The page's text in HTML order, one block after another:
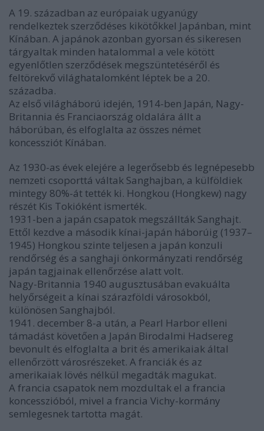
A 19. században az európaiak ugyanúgy
rendelkeztek szerződéses kikötőkkel Japánban, mint
Kínában. A japánok azonban gyorsan és sikeresen
tárgyaltak minden hatalommal a vele kötött
egyenlőtlen szerződések megszüntetéséről és
feltörekvő világhatalomként léptek be a 20.
századba.
Az első világháború idején, 1914-ben Japán, Nagy-
Britannia és Franciaország oldalára állt a
háborúban, és elfoglalta az összes német
koncessziót Kínában.
Az 1930-as évek elejére a legerősebb és legnépesebb
nemzeti csoporttá váltak Sanghajban, a külföldiek
mintegy 80%-át tették ki. Hongkou (Hongkew) nagy
részét Kis Tokióként ismerték.
1931-ben a japán csapatok megszállták Sanghajt.
Ettől kezdve a második kínai-japán háborúig (1937–
1945) Hongkou szinte teljesen a japán konzuli
rendőrség és a sanghaji önkormányzati rendőrség
japán tagjainak ellenőrzése alatt volt.
Nagy-Britannia 1940 augusztusában evakuálta
helyőrségeit a kínai szárazföldi városokból,
különösen Sanghajból.
1941. december 8-a után, a Pearl Harbor elleni
támadást követően a Japán Birodalmi Hadsereg
bevonult és elfoglalta a brit és amerikaiak által
ellenőrzött városrészeket. A franciák és az
amerikaiak lövés nélkül megadták magukat.
A francia csapatok nem mozdultak el a francia
koncesszióból, mivel a francia Vichy-kormány
semlegesnek tartotta magát.